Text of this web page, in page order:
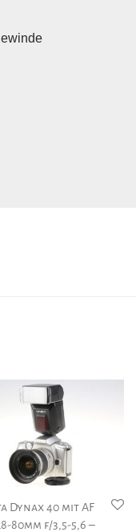
Dynax 40 mit AF
80mm f/3,5-5,6 –